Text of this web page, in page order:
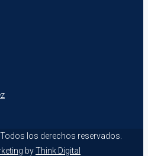
los derechos reservados.
byThink Digital